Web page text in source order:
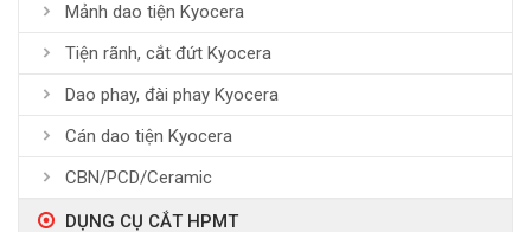
Mảnh dao tiện Kyocera
Tiện rãnh, cắt đứt Kyocera
Dao phay, đài phay Kyocera
Cán dao tiện Kyocera
CBN/PCD/Ceramic
DỤNG CỤ CẮT HPMT